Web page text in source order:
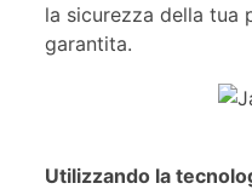
la sicurezza della tua
garantita.
Utilizzando la